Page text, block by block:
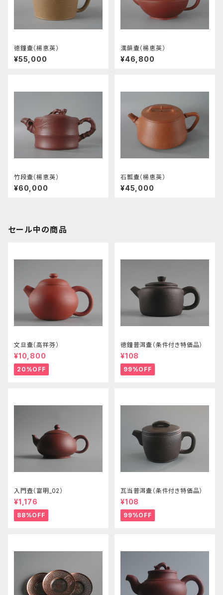
徳鐘壷（楊恵英）
¥55,000
漢韻壷（楊恵英）
¥46,800
竹段壷（楊恵英）
¥60,000
石瓢壷（楊恵英）
¥45,000
セール中の商品
文旦壷（高祥芬）
¥10,800
20%OFF
徳鐘普洱壷（条件付き特価品）
¥108
99%OFF
入門壺（富明_02）
¥1,176
88%OFF
瓦当普洱壷（条件付き特価品）
¥108
99%OFF